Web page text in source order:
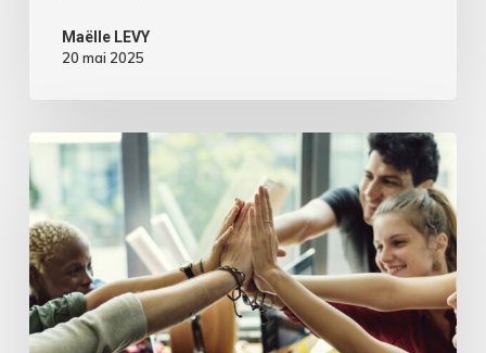
Maëlle LEVY
20 mai 2025
Jeu
de
pronostics
en
entreprise
:
boostez
la
cohésion